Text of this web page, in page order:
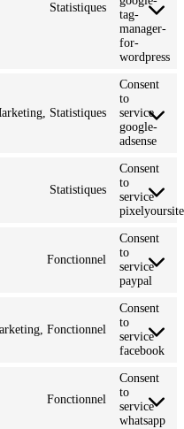
Statistiques
tag-
manager-
for-
wordpress
Statistiques
Consent
to
service
google-
adsense
Statistiques
Consent
to
service
pixelyoursite
Fonctionnel
Consent
to
service
paypal
Fonctionnel
Consent
to
service
facebook
Fonctionnel
Consent
to
service
whatsapp